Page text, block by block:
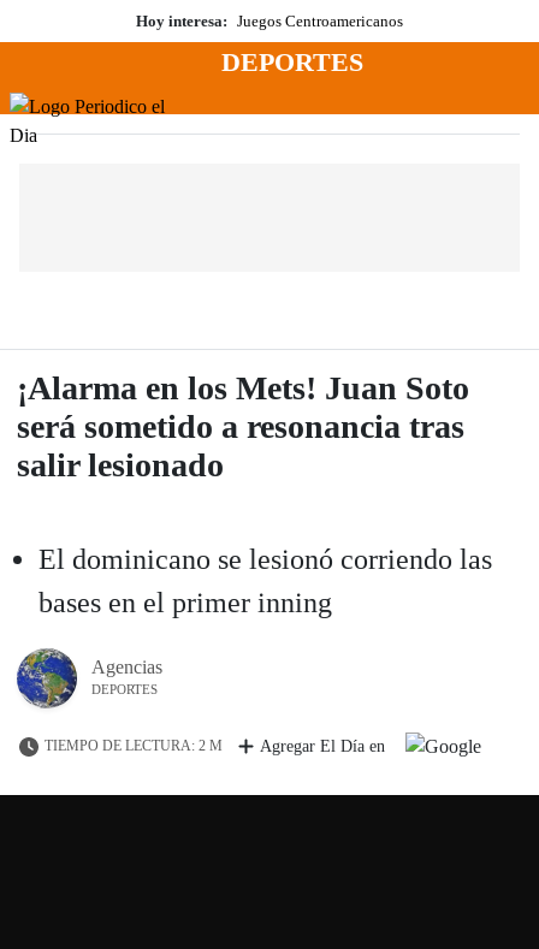
al
Hoy interesa: Juegos Centroamericanos
Menú
DEPORTES
¡Alarma en los Mets! Juan Soto
será sometido a resonancia tras
salir lesionado
El dominicano se lesionó corriendo las
bases en el primer inning
Agencias
DEPORTES
TIEMPO DE LECTURA: 2 M Agregar El Día en